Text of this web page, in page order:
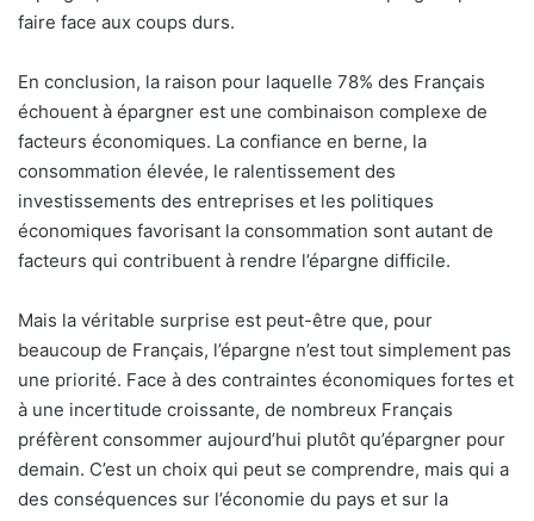
faire face aux coups durs.
En conclusion, la raison pour laquelle 78% des Français
échouent à épargner est une combinaison complexe de
facteurs économiques. La confiance en berne, la
consommation élevée, le ralentissement des
investissements des entreprises et les politiques
économiques favorisant la consommation sont autant de
facteurs qui contribuent à rendre l’épargne difficile.
Mais la véritable surprise est peut-être que, pour
beaucoup de Français, l’épargne n’est tout simplement pas
une priorité. Face à des contraintes économiques fortes et
à une incertitude croissante, de nombreux Français
préfèrent consommer aujourd’hui plutôt qu’épargner pour
demain. C’est un choix qui peut se comprendre, mais qui a
des conséquences sur l’économie du pays et sur la